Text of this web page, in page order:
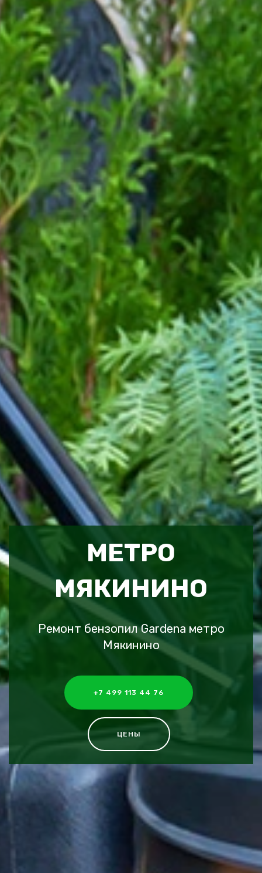
МЕТРО
МЯКИНИНО
Ремонт бензопил Gardena метро
Мякинино
+7 499 113 44 76
ЦЕНЫ